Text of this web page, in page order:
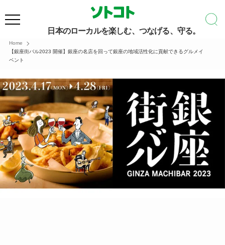
日本のローカルを楽しむ、つなげる、守る。
Home
【銀座街バル2023 開催】銀座の名店を回って銀座の地域活性化に貢献できるグルメイ
ベント